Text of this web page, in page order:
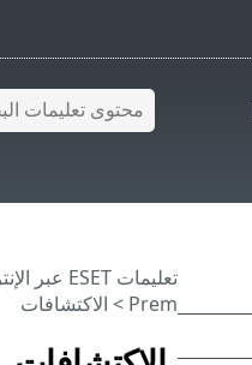
تعليمات ESET عبر الإنترنت
Prem > الاكتشافات